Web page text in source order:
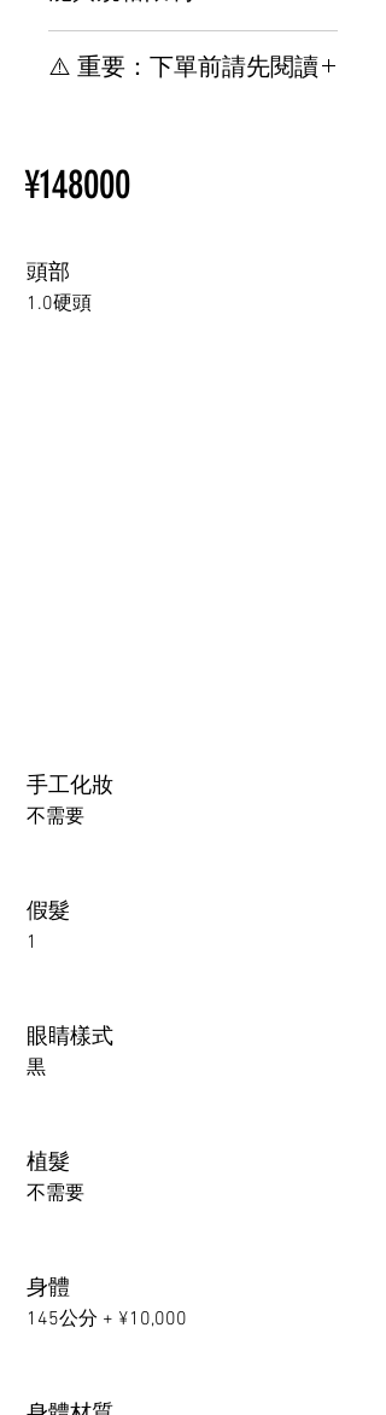
格與安裝限制
購買情趣娃娃前須知
⚠️ 重要：下單前請先閱讀
其他選配與 TPE 相關，請參閱
以下頁面。
¥148000
頭部
1.0硬頭
手工化妝
不需要
假髮
1
眼睛樣式
黒
植髮
不需要
身體
145公分 + ¥10,000